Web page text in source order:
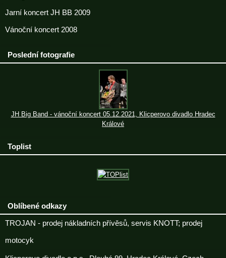
Jarní koncert JH BB 2009
Vánoční koncert 2008
Poslední fotografie
JH Big Band - vánoční koncert 05.12.2021, Klicperovo divadlo Hradec
Králové
Toplist
Oblíbené odkazy
TROJAN - prodej nákladních přívěsů, servis KNOTT; prodej
motocyk